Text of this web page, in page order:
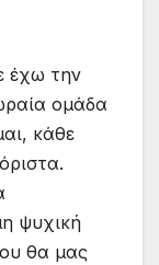
έχω την
ομάδα
κάθε
ψυχική
θα μας